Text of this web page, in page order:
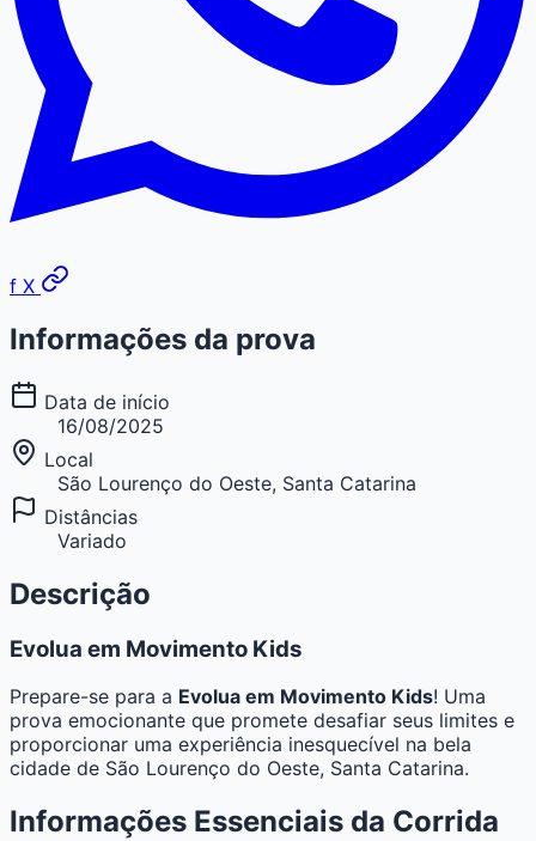
f X
Informações da prova
Data de início
16/08/2025
Local
São Lourenço do Oeste, Santa Catarina
Distâncias
Variado
Descrição
Evolua em Movimento Kids
Prepare-se para a Evolua em Movimento Kids! Uma
prova emocionante que promete desafiar seus limites e
proporcionar uma experiência inesquecível na bela
cidade de São Lourenço do Oeste, Santa Catarina.
Informações Essenciais da Corrida